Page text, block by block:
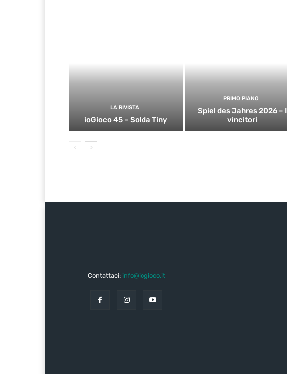
LA RIVISTA
ioGioco 45 – Solda Tiny
PRIMO PIANO
Spiel des Jahres 2026 – I
vincitori
Contattaci: info@iogioco.it